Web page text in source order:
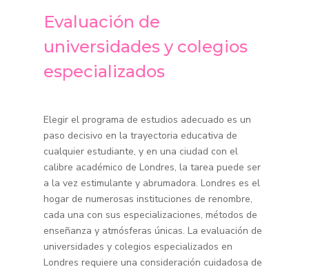
Evaluación de
universidades y colegios
especializados
Elegir el programa de estudios adecuado es un
paso decisivo en la trayectoria educativa de
cualquier estudiante, y en una ciudad con el
calibre académico de Londres, la tarea puede ser
a la vez estimulante y abrumadora. Londres es el
hogar de numerosas instituciones de renombre,
cada una con sus especializaciones, métodos de
enseñanza y atmósferas únicas. La evaluación de
universidades y colegios especializados en
Londres requiere una consideración cuidadosa de